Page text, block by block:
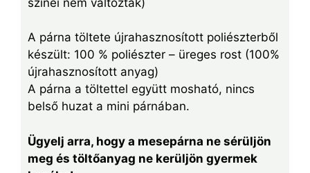
A párna töltete újrahasznosított poliészterből
készült: 100 % poliészter – üreges rost (100%
újrahasznosított anyag)
A párna a töltettel együtt mosható, nincs
belső huzat a mini párnában.
Ügyelj arra, hogy a mesepárna ne sérüljön
meg és töltőanyag ne kerüljön gyermek